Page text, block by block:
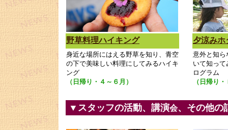
野草料理ハイキング
身近な場所にはえる野草を知り、青空
の下で美味しい料理にしてみるハイキ
ング
（日帰り・４～６月）
夕涼みホ
意外と知ら
いて知っ
ログラム
（日帰り
▼スタッフの活動、講演会、その他の